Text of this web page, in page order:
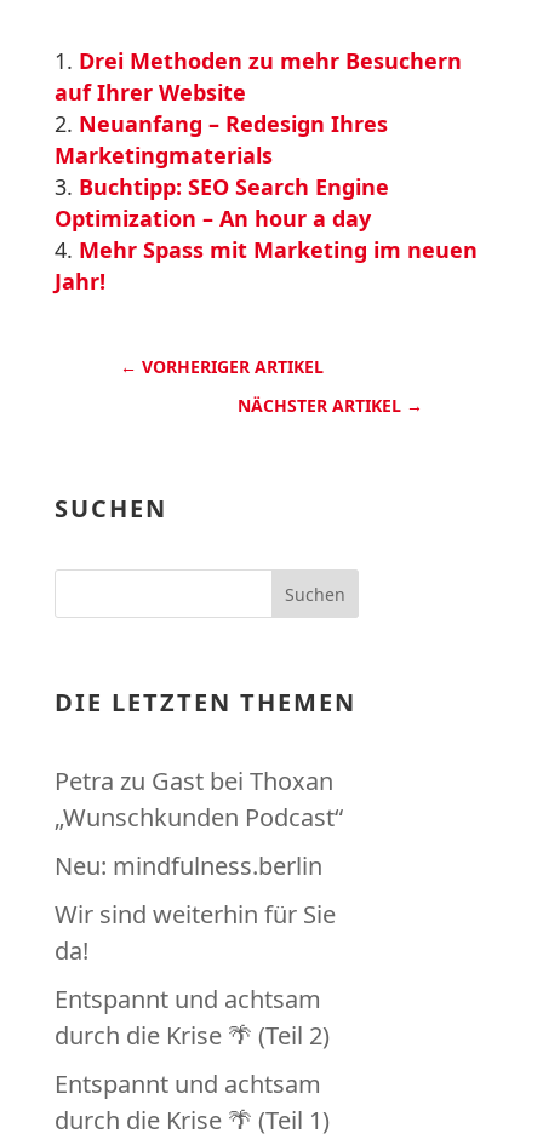
Drei Methoden zu mehr Besuchern
auf Ihrer Website
Neuanfang – Redesign Ihres
Marketingmaterials
Buchtipp: SEO Search Engine
Optimization – An hour a day
Mehr Spass mit Marketing im neuen
Jahr!
← VORHERIGER ARTIKEL
NÄCHSTER ARTIKEL →
SUCHEN
DIE LETZTEN THEMEN
Petra zu Gast bei Thoxan
„Wunschkunden Podcast“
Neu: mindfulness.berlin
Wir sind weiterhin für Sie
da!
Entspannt und achtsam
durch die Krise 🌴 (Teil 2)
Entspannt und achtsam
durch die Krise 🌴 (Teil 1)